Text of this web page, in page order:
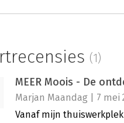
(1)
MEER Moois - De
Marjan Maandag | 7 mei
Vanaf mijn